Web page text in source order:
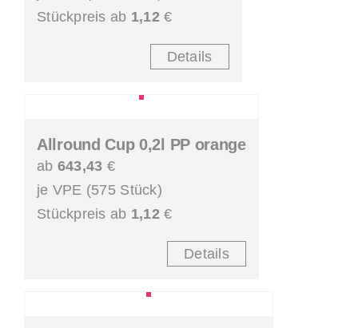
Stückpreis ab 1,12€
Details
Allround Cup 0,2l PP orange
ab 643,43 €
je VPE (575 Stück)
Stückpreis ab 1,12€
Details